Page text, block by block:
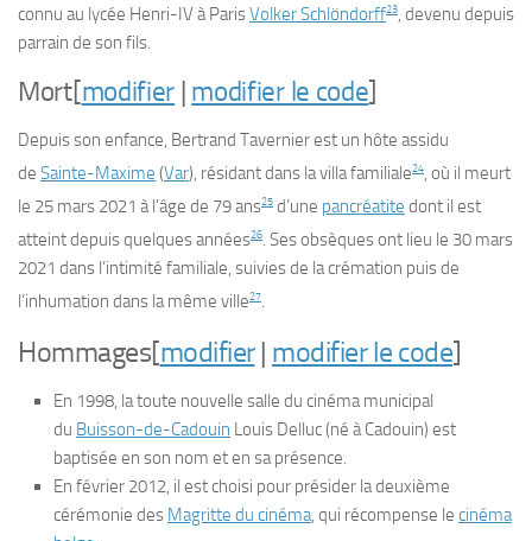
connu au lycée Henri-IV à ParisVolker Schlöndorff23, devenu depuis
parrain de son fils.
Mort[modifier | modifier le code]
Depuis son enfance, Bertrand Tavernier est un hôte assidu
de Sainte-Maxime (Var), résidant dans la villa familiale24, où il meurt
le 25 mars 2021 à l’âge de 79 ans25 d’une pancréatite dont il est
atteint depuis quelques années26. Ses obsèques ont lieu le 30 mars
2021 dans l’intimité familiale, suivies de la crémation puis de
l’inhumation dans la même ville27.
Hommages[modifier| modifier le code]
En 1998, la toute nouvelle salle du cinéma municipal
du Buisson-de-Cadouin Louis Delluc (né à Cadouin) est
baptisée en son nom et en sa présence.
En février 2012, il est choisi pour présider la deuxième
cérémonie des Magritte du cinéma, qui récompense le cinéma